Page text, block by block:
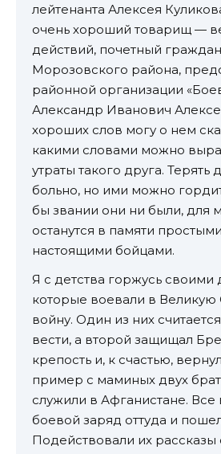
лейтенанта Алексея
очень хороший товарищ —
действий, почетный
Морозовского района,
районной организации
Александр Иванович
хороших слов могу о нем
какими словами можно
утраты такого друга. Терять
больно, но ими можно
бы звании они ни были, для
останутся в памяти
настоящими бойцами.
Я с детства горжусь своими
которые воевали в Великую
войну. Один из них
вести, а второй защищал
крепость и, к счастью,
пример с маминых двух
служили в Афганистане.
боевой заряд оттуда и
Подействовали их рассказы